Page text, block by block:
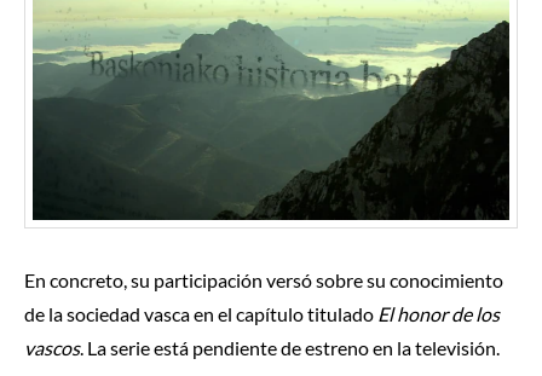
En concreto, su participación versó sobre su conocimiento
de la sociedad vasca en el capítulo titulado El honor de los
vascos. La serie está pendiente de estreno en la televisión.